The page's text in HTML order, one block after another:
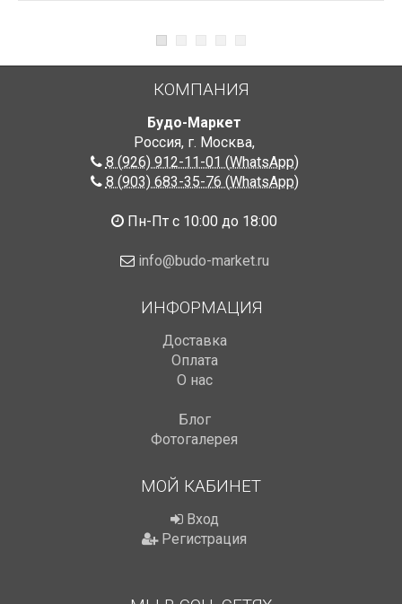
КОМПАНИЯ
Будо-Маркет
Россия, г. Москва,
8 (926) 912-11-01 (WhatsApp)
8 (903) 683-35-76 (WhatsApp)
Пн-Пт с 10:00 до 18:00
info@budo-market.ru
ИНФОРМАЦИЯ
Доставка
Оплата
О нас
Блог
Фотогалерея
МОЙ КАБИНЕТ
Вход
Регистрация